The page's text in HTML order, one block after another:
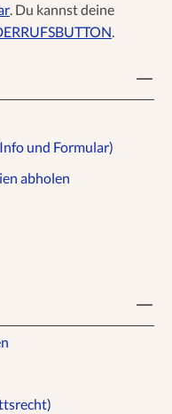
. Du kannst deine
.
und Formular)
abholen